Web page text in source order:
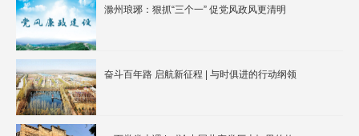
滁州琅琊：狠抓“三个一” 促党风政风更清明
奋斗百年路 启航新征程 | 与时俱进的行动纲领